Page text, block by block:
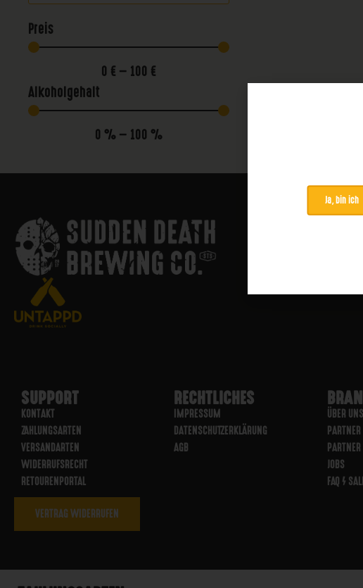
Preis
0 € — 100 €
Alkoholgehalt
0 % — 100 %
SUPPORT
KONTAKT
ZAHLUNGSARTEN
VERSANDARTEN
WIDERRUFSRECHT
RETOURENPORTAL
RECHTLICHES
IMPRESSUM
DATENSCHUTZERKLÄRUNG
AGB
ÜBER UNS
JOBS
FAQ /
VERTRAG WIDERRUFEN
Ja, bin ich